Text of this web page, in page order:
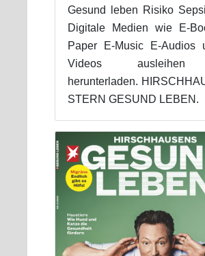
Gesund leben Risiko
Digitale Medien wie E-
Paper E-Music E-Audios
Videos
herunterladen.
STERN GESUND LEBEN.